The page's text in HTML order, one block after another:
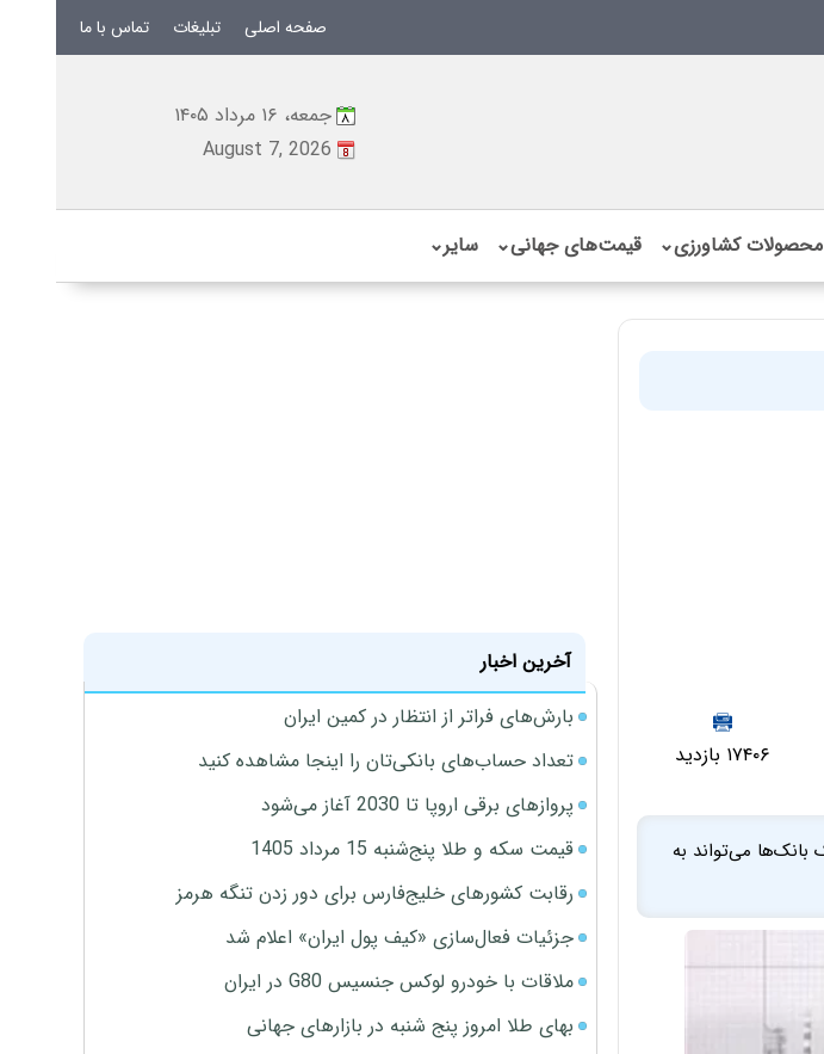
صفحه اصلی تبلیغات تماس با ما
جمعه، ۱۶ مرداد ۱۴۰۵
August 7, 2026
محصولات کشاورزی⌄ قیمت‌های جهانی⌄ سایر⌄
۱۷۴۰۶ بازدید
می‌تواند به
آخرین اخبار
بارش‌های فراتر از انتظار در کمین ایران
تعداد حساب‌های بانکی‌تان را اینجا مشاهده کنید
پروازهای برقی اروپا تا 2030 آغاز می‌شود
قیمت سکه و طلا پنج‌شنبه 15 مرداد 1405
رقابت کشورهای خلیج‌فارس برای دور زدن تنگه هرمز
جزئیات فعال‌سازی «کیف پول ایران» اعلام شد
ملاقات با خودرو لوکس جنسیس G80 در ایران
بهای طلا امروز پنج شنبه در بازارهای جهانی